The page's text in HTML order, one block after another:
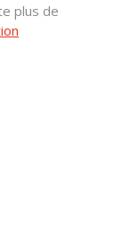
plus de